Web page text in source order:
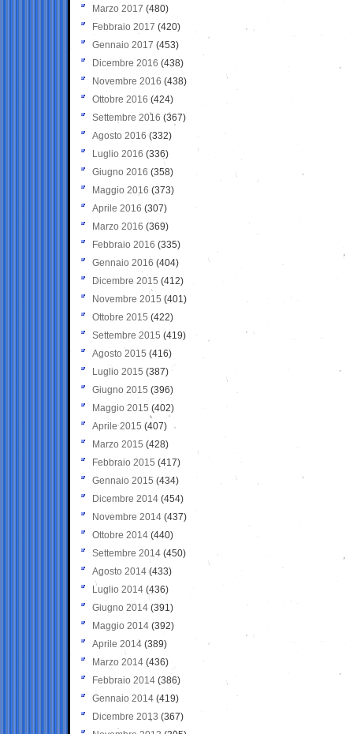
Marzo 2017 (480)
Febbraio 2017 (420)
Gennaio 2017 (453)
Dicembre 2016 (438)
Novembre 2016 (438)
Ottobre 2016 (424)
Settembre 2016 (367)
Agosto 2016 (332)
Luglio 2016 (336)
Giugno 2016 (358)
Maggio 2016 (373)
Aprile 2016 (307)
Marzo 2016 (369)
Febbraio 2016 (335)
Gennaio 2016 (404)
Dicembre 2015 (412)
Novembre 2015 (401)
Ottobre 2015 (422)
Settembre 2015 (419)
Agosto 2015 (416)
Luglio 2015 (387)
Giugno 2015 (396)
Maggio 2015 (402)
Aprile 2015 (407)
Marzo 2015 (428)
Febbraio 2015 (417)
Gennaio 2015 (434)
Dicembre 2014 (454)
Novembre 2014 (437)
Ottobre 2014 (440)
Settembre 2014 (450)
Agosto 2014 (433)
Luglio 2014 (436)
Giugno 2014 (391)
Maggio 2014 (392)
Aprile 2014 (389)
Marzo 2014 (436)
Febbraio 2014 (386)
Gennaio 2014 (419)
Dicembre 2013 (367)